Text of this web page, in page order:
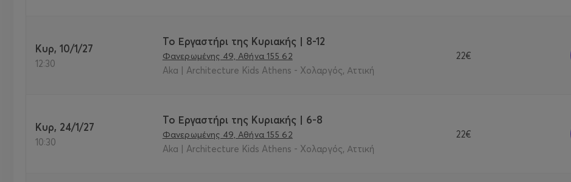
Κυρ, 10/1/27
12:30
Το Εργαστήρι της Κυριακής | 8-12
Φανερωμένης 49, Αθήνα 155 62
Aka | Architecture Kids Athens - Χολαργός, Αττική
22€
Κυρ, 24/1/27
10:30
Το Εργαστήρι της Κυριακής | 6-8
Φανερωμένης 49, Αθήνα 155 62
Aka | Architecture Kids Athens - Χολαργός, Αττική
22€